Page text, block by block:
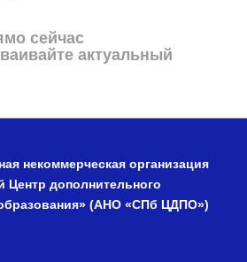
сейчас
актуальный
некоммерческая организация
Центр дополнительного
(АНО «СПб ЦДПО»)